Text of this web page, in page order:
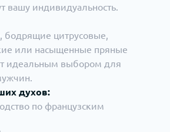
Cologne
Cologne Eau de Cologne
Parfum
Dior Blooming Bouquet
Dior Cherie
вашу индивидуальность.
бодрящие цитрусовые,
или насыщенные пряные
идеальным выбором для
духов:
по французским